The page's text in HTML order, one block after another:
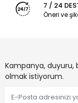
7 / 24
Öneri ve
Kampanya,
olmak istiyorum.